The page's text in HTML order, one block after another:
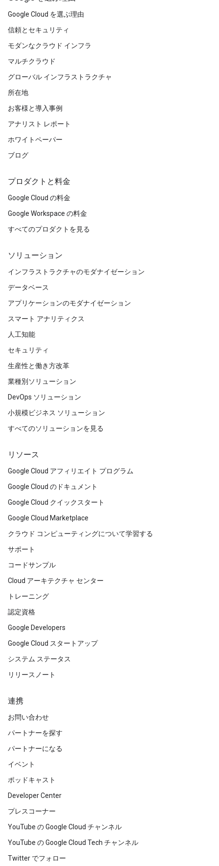
Google Cloud を選ぶ理由
信頼とセキュリティ
モダンなクラウド インフラ
マルチクラウド
グローバル インフラストラクチャ
所在地
お客様と導入事例
アナリスト レポート
ホワイトペーパー
ブログ
プロダクトと料金
Google Cloud の料金
Google Workspace の料金
すべてのプロダクトを見る
ソリューション
インフラストラクチャのモダナイゼーション
データベース
アプリケーションのモダナイゼーション
スマート アナリティクス
人工知能
セキュリティ
生産性と働き方改革
業種別ソリューション
DevOps ソリューション
小規模ビジネス ソリューション
すべてのソリューションを見る
リソース
Google Cloud アフィリエイト プログラム
Google Cloud のドキュメント
Google Cloud クイックスタート
Google Cloud Marketplace
クラウド コンピューティングについて学習する
サポート
コードサンプル
Cloud アーキテクチャ センター
トレーニング
認定資格
Google Developers
Google Cloud スタートアップ
システム ステータス
リリースノート
連携
お問い合わせ
パートナーを探す
パートナーになる
イベント
ポッドキャスト
Developer Center
プレスコーナー
YouTube の Google Cloud チャンネル
YouTube の Google Cloud Tech チャンネル
Twitter でフォロー